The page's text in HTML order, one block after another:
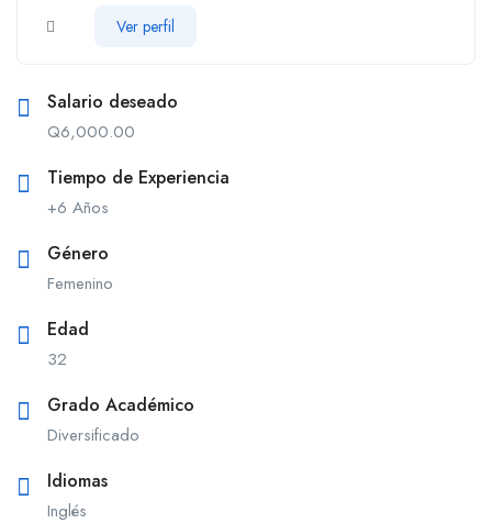
Ver perfil
Salario deseado
Q6,000.00
Tiempo de Experiencia
+6 Años
Género
Femenino
Edad
32
Grado Académico
Diversificado
Idiomas
Inglés